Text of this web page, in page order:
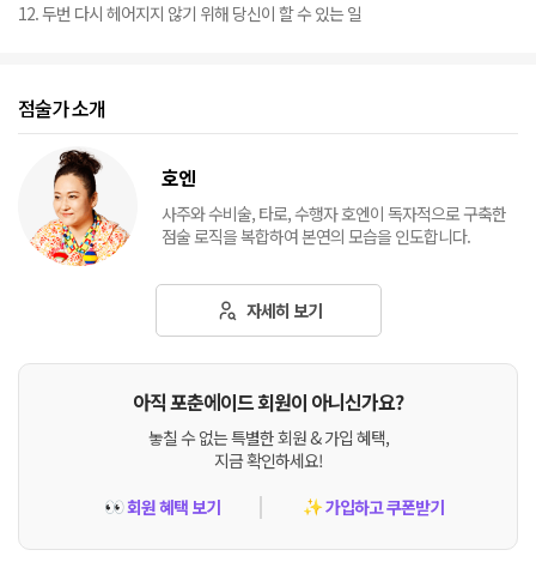
12. 두번 다시 헤어지지 않기 위해 당신이 할 수 있는 일
점술가 소개
호엔
사주와 수비술, 타로, 수행자 호엔이 독자적으로 구축한
점술 로직을 복합하여 본연의 모습을 인도합니다.
자세히 보기
아직 포춘에이드 회원이 아니신가요?
놓칠 수 없는 특별한 회원 & 가입 혜택,
지금 확인하세요!
👀회원 혜택 보기 ✨가입하고 쿠폰받기